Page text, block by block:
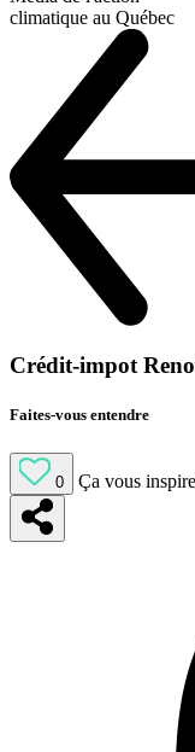
climatique au Québec
Crédit-impot
Faites-vous entendre
0 Ça vous